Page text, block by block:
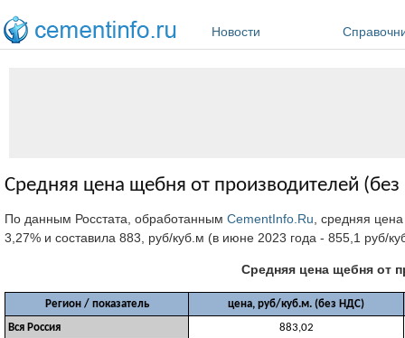
Новости
Средняя цена щебня от производителей
По данным Росстата, обработанным CementInfo.Ru , средняя
3,27% и составила 883, руб/куб.м (в июне 2023 года - 855,1 руб/
Средняя цена щебня от
Регион / показатель
цена, руб/куб.м. (без НДС)
Вся Россия
883,02